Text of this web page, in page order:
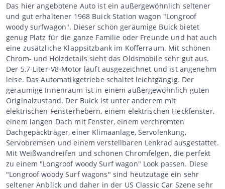
Das hier angebotene Auto ist ein außergewöhnlich seltener
und gut erhaltener 1968 Buick Station wagon "Longroof
woody surfwagon". Dieser schön geräumige Buick bietet
genug Platz für die ganze Familie oder Freunde und hat auch
eine zusätzliche Klappsitzbank im Kofferraum. Mit schönen
Chrom- und Holzdetails sieht das Oldsmobile sehr gut aus.
Der 5,7-Liter-V8-Motor läuft ausgezeichnet und ist angenehm
leise. Das Automatikgetriebe schaltet leichtgängig. Der
geräumige Innenraum ist in einem außergewöhnlich guten
Originalzustand. Der Buick ist unter anderem mit
elektrischen Fensterhebern, einem elektrischen Heckfenster,
einem langen Dach mit Fenster, einem verchromten
Dachgepäckträger, einer Klimaanlage, Servolenkung,
Servobremsen und einem verstellbaren Lenkrad ausgestattet.
Mit Weißwandreifen und schönen Chromfelgen, die perfekt
zu einem "Longroof woody Surf wagon" Look passen. Diese
"Longroof woody Surf wagons" sind heutzutage ein sehr
seltener Anblick und daher in der US Classic Car Szene sehr